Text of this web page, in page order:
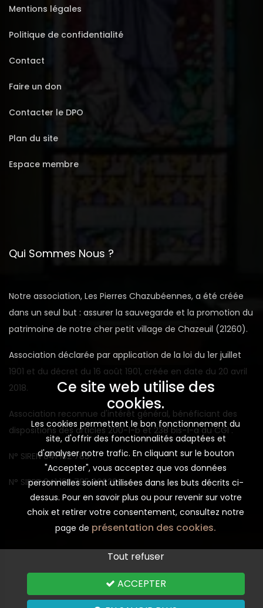
Mentions légales
Politique de confidentialité
Contact
Faire un don
Contacter le DPO
Plan du site
Espace membre
Qui Sommes Nous ?
Notre association, Les Pierres Chazubéennes, a été créée
dans un seul but : assurer la sauvegarde et la promotion du
patrimoine de notre cher petit village de Chazeuil (21260).
Association déclarée par application de la loi du 1er juillet
1901 et du décret du 16 août 1901, créée en date du 20 avril
2018.
Association reconnue d'intérêt général, bénéficiant des
dispositions des articles 200-1-b et 238 bis-1-a du CGI .
N° SIREN 841 182 785
N° SIRET 841 182 785 00029
Ce site web utilise des
cookies.
Les cookies permettent le bon fonctionnement du
site, d'offrir des fonctionnalités adaptées et
d'analyser notre trafic. En cliquant sur le bouton
"Accepter", vous acceptez que vos données
personnelles soient utilisées dans les buts décrits ci-
dessus. Pour en savoir plus ou pour revenir sur votre
choix et retirer votre consentement, consultez notre
page de présentation des cookies.
Tout refuser
ACCEPTER